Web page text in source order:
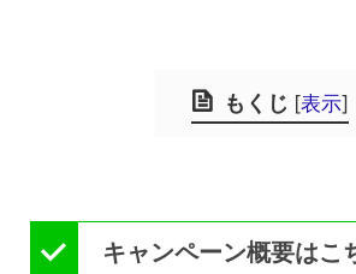
もくじ [表示]
キャンペーン概要はこ